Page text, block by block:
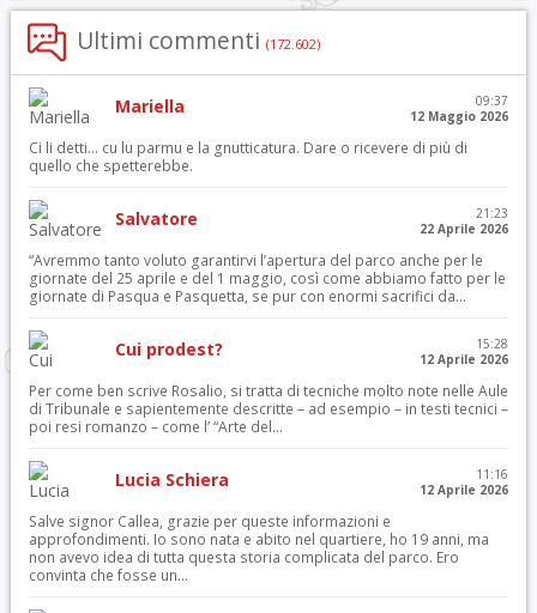
Ultimi commenti (172.602)
Mariella
09:37
12 Maggio 2026
Ci li detti… cu lu parmu e la gnutticatura. Dare o ricevere di più di
quello che spetterebbe.
Salvatore
21:23
22 Aprile 2026
“Avremmo tanto voluto garantirvi l’apertura del parco anche per le
giornate del 25 aprile e del 1 maggio, così come abbiamo fatto per le
giornate di Pasqua e Pasquetta, se pur con enormi sacrifici da...
Cui prodest?
15:28
12 Aprile 2026
Per come ben scrive Rosalio, si tratta di tecniche molto note nelle Aule
di Tribunale e sapientemente descritte – ad esempio – in testi tecnici –
poi resi romanzo – come l’ “Arte del...
Lucia Schiera
11:16
12 Aprile 2026
Salve signor Callea, grazie per queste informazioni e
approfondimenti. Io sono nata e abito nel quartiere, ho 19 anni, ma
non avevo idea di tutta questa storia complicata del parco. Ero
convinta che fosse un...